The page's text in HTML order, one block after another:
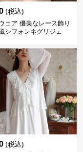
(税込)
ェア 優美なレース飾り
シフォンネグリジェ
(税込)